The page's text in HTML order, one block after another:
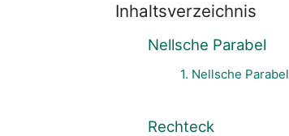
optimales Papierfalten
Inhaltsverzeichnis
Nellsche Parabel
1. Nellsche Parabel
Rechteck